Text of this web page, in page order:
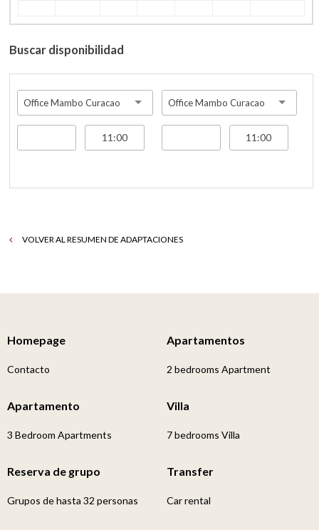
Buscar disponibilidad
Office Mambo Curacao Office Mambo Curacao
VOLVER AL RESUMEN DE ADAPTACIONES
Homepage
Contacto
Apartamentos
2 bedrooms Apartment
Apartamento
3 Bedroom Apartments
Villa
7 bedrooms Villa
Reserva de grupo
Grupos de hasta 32 personas
Transfer
Car rental